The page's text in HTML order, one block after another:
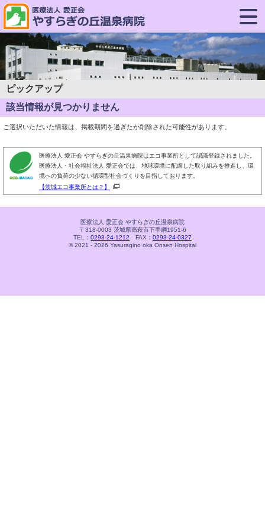
ピックアップ
該当情報が見つかりません
ご選択いただいた情報は、掲載期間を過ぎたか削除された可能性があります。
医療法人 愛正会 やすらぎの丘温泉病院はエコ事業所として認識登録されました。
医療法人・社会福祉法人 愛正会では、地球環境に配慮した取り組みを推進し、環
境への負荷の少ない循環型社会づくりを目指しております。
【茨城エコ事業所とは？】
医療法人 愛正会 やすらぎの丘温泉病院
〒318-0003 茨城県高萩市下手綱1951-6
TEL：0293-24-1212 FAX： 0293-24-0327
© 2021 - 2026 Yasuragino oka Onsen Hospital